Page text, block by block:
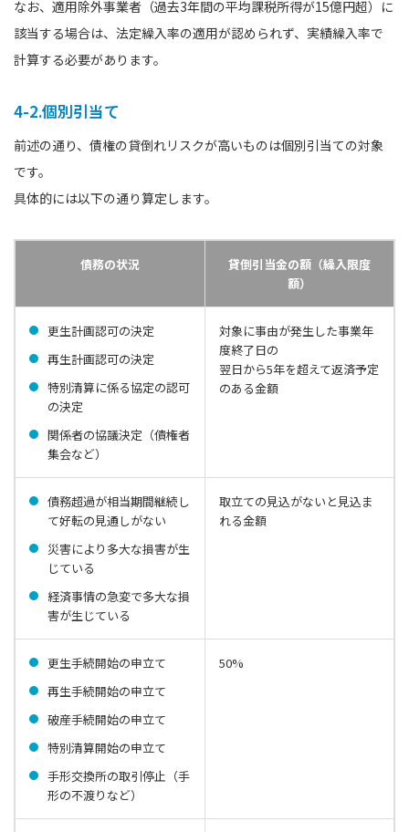
なお、適用除外事業者（過去3年間の平均課税所得が15億円超）に
該当する場合は、法定繰入率の適用が認められず、実績繰入率で
計算する必要があります。
4-2.個別引当て
前述の通り、債権の貸倒れリスクが高いものは個別引当ての対象
です。
具体的には以下の通り算定します。
債務の状況
貸倒引当金の額（繰入限度
額）
更生計画認可の決定
再生計画認可の決定
特別清算に係る協定の認可
の決定
関係者の協議決定（債権者
集会など）
対象に事由が発生した事業年
度終了日の
翌日から5年を超えて返済予定
のある金額
債務超過が相当期間継続し
て好転の見通しがない
災害により多大な損害が生
じている
経済事情の急変で多大な損
害が生じている
取立ての見込がないと見込ま
れる金額
更生手続開始の申立て
再生手続開始の申立て
破産手続開始の申立て
特別清算開始の申立て
手形交換所の取引停止（手
形の不渡りなど）
50%